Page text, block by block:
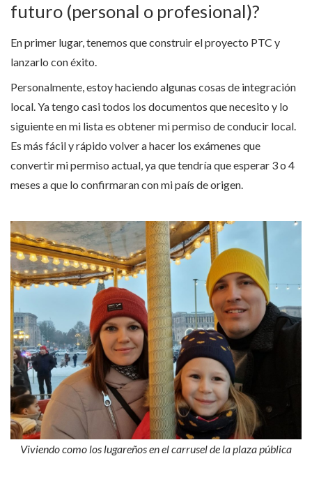
futuro (personal o profesional)?
En primer lugar, tenemos que construir el proyecto PTC y
lanzarlo con éxito.
Personalmente, estoy haciendo algunas cosas de integración
local. Ya tengo casi todos los documentos que necesito y lo
siguiente en mi lista es obtener mi permiso de conducir local.
Es más fácil y rápido volver a hacer los exámenes que
convertir mi permiso actual, ya que tendría que esperar 3 o 4
meses a que lo confirmaran con mi país de origen.
Viviendo como los lugareños en el carrusel de la plaza pública